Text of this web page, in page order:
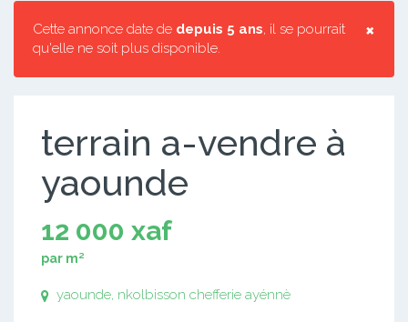
×
Cette annonce date de depuis 5 ans, il se pourrait
qu'elle ne soit plus disponible.
terrain a-vendre à
yaounde
12 000 xaf
par m²
yaounde, nkolbisson chefferie ayénnè